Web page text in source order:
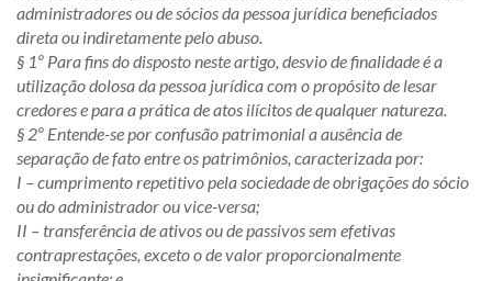
administradores ou de sócios da pessoa jurídica beneficiados
direta ou indiretamente pelo abuso.
§ 1º Para fins do disposto neste artigo, desvio de finalidade é a
utilização dolosa da pessoa jurídica com o propósito de lesar
credores e para a prática de atos ilícitos de qualquer natureza.
§ 2º Entende-se por confusão patrimonial a ausência de
separação de fato entre os patrimônios, caracterizada por:
I – cumprimento repetitivo pela sociedade de obrigações do sócio
ou do administrador ou vice-versa;
II – transferência de ativos ou de passivos sem efetivas
contraprestações, exceto o de valor proporcionalmente